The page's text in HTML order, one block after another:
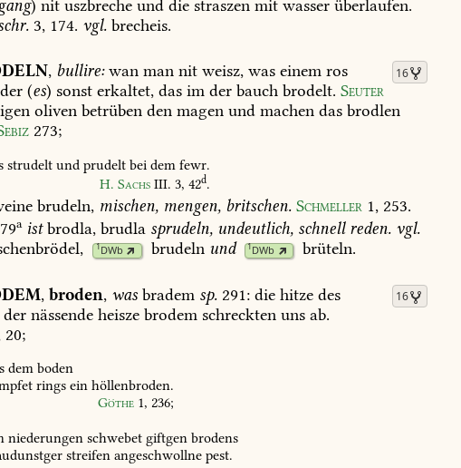
) nit uszbreche und die straszen mit wasser überlaufen.
3, 174. vgl. brecheis.
16
, bullire:wanmannitweisz,waseinemros
(es) sonst erkaltet, das im der bauch brodelt. Seuter
oliven betrüben den magen und machen das brodlen
273;
strudelt und prudelt bei dem fewr.
H. Sachs III. 3, 42d.
brudeln, mischen, mengen, britschen. Schmeller 1, 253.
79a istbrodla, brudla sprudeln, undeutlich, schnellreden. vgl.
, 1DWb brudeln und 1DWb brüteln.
16
, broden, wasbradem sp.291:diehitzedes
der nässende heisze brodem schreckten uns ab.
20;
dem boden
rings ein höllenbroden.
Göthe 1, 236;
niederungen schwebet giftgen brodens
streifen angeschwollne pest.